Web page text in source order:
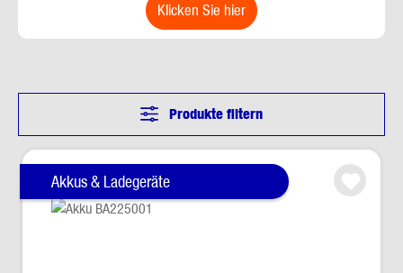
klicken Sie hier
Produkte filtern
Akkus & Ladegeräte